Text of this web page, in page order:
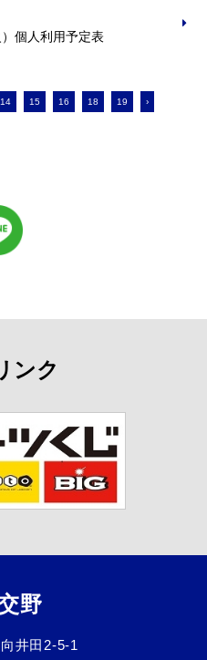
個人利用予定表
14 15 16 18 19 ›
ンク
野
井田2-5-1